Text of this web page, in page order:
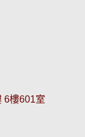
6樓601室